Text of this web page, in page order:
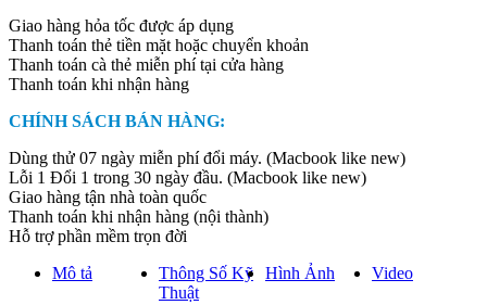
Giao hàng hỏa tốc được áp dụng
Thanh toán thẻ tiền mặt hoặc chuyển khoản
Thanh toán cà thẻ miễn phí tại cửa hàng
Thanh toán khi nhận hàng
CHÍNH SÁCH BÁN HÀNG:
Dùng thử 07 ngày miễn phí đổi máy. (Macbook like new)
Lỗi 1 Đổi 1 trong 30 ngày đầu. (Macbook like new)
Giao hàng tận nhà toàn quốc
Thanh toán khi nhận hàng (nội thành)
Hỗ trợ phần mềm trọn đời
Mô tả
Thông Số Kỹ
Thuật
Hình Ảnh Video